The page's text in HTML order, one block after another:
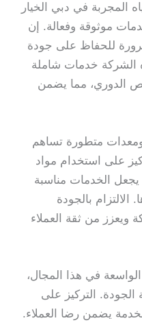
المجربة في دبي الخيار
موثوقة وفعالة. إن
للحفاظ على جودة
الشركة خدمات شاملة
الدوري، مما يضمن
متطورة تساهم
على استخدام مواد
يجعل الخدمات مناسبة
الالتزام بالجودة
ويعزز من ثقة العملاء
الواسعة في هذا المجال،
التركيز على
يضمن رضا العملاء.